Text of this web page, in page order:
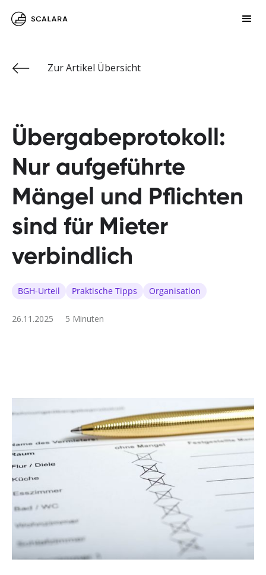
Zur Artikel Übersicht
Übergabeprotokoll:
Nur aufgeführte
Mängel und Pflichten
sind für Mieter
verbindlich
BGH-Urteil Praktische Tipps Organisation
26.11.2025 5 Minuten